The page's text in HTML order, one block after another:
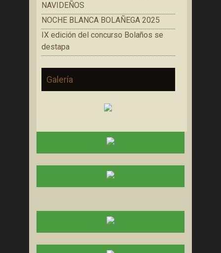
NAVIDEÑOS
NOCHE BLANCA BOLAÑEGA 2025
IX edición del concurso Bolaños se
destapa
Galería